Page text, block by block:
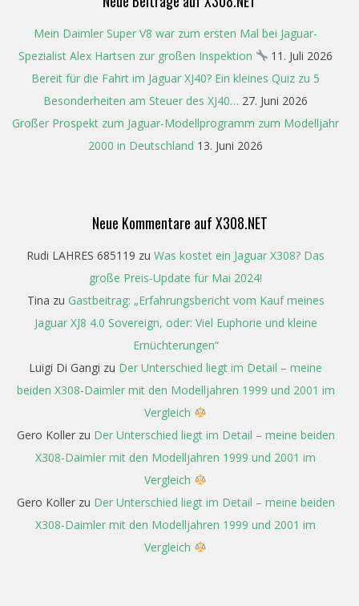
Mein Daimler Super V8 war zum ersten Mal bei Jaguar-
Spezialist Alex Hartsen zur großen Inspektion
11. Juli 2026
Bereit für die Fahrt im Jaguar XJ40? Ein kleines Quiz zu 5
Besonderheiten am Steuer des XJ40… 27. Juni 2026
Großer Prospekt zum Jaguar-Modellprogramm zum Modelljahr
2000 in Deutschland 13. Juni 2026
Neue Kommentare auf X308.NET
Rudi LAHRES 685119 zu Was kostet ein Jaguar X308? Das
große Preis-Update für Mai 2024!
Tina zu Gastbeitrag: „Erfahrungsbericht vom Kauf meines
Jaguar XJ8 4.0 Sovereign, oder: Viel Euphorie und kleine
Ernüchterungen“
Luigi Di Gangi zu Der Unterschied liegt im Detail – meine
beiden X308-Daimler mit den Modelljahren 1999 und 2001 im
Vergleich
Gero Kollerzu Der Unterschied liegt im Detail – meine beiden
X308-Daimler mit den Modelljahren 1999 und 2001 im
Vergleich
Gero Kollerzu Der Unterschied liegt im Detail – meine beiden
X308-Daimler mit den Modelljahren 1999 und 2001 im
Vergleich